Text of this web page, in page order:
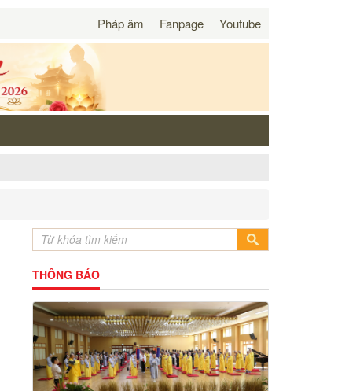
Youtube
Fanpage
Pháp âm
THÔNG BÁO